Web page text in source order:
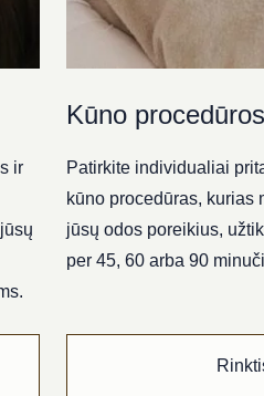
ir
Kūno procedūros
Patirkite individualiai
kūno procedūras, kurias
jūsų odos poreikius,
per 45, 60 arba 90